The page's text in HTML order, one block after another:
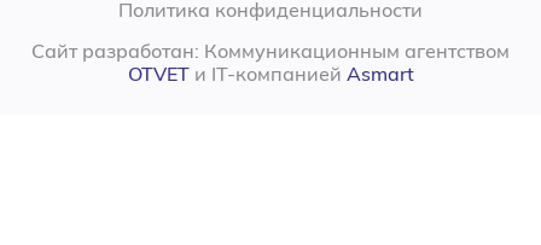
Политика конфиденциальности
Сайт разработан: Коммуникационным агентством
OTVETи IT-компанией Asmart